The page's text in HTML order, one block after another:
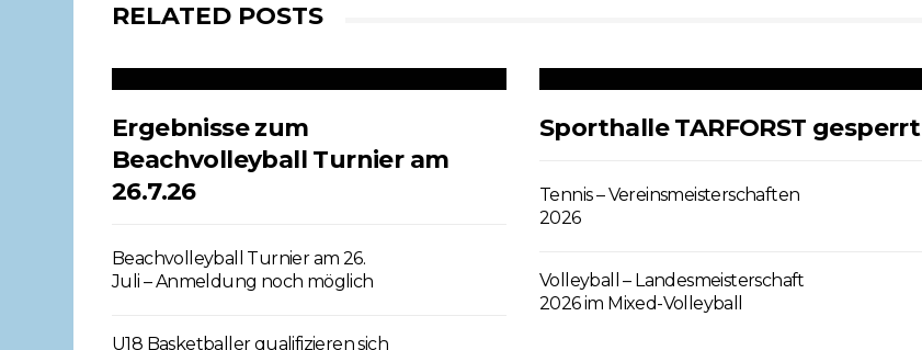
RELATED POSTS
Ergebnisse zum
Beachvolleyball Turnier am
26.7.26
Beachvolleyball Turnier am 26.
Juli – Anmeldung noch möglich
U18 Basketballer qualifizieren sich
Sporthalle TARFORST gesperrt
Tennis – Vereinsmeisterschaften
2026
Volleyball – Landesmeisterschaft
2026 im Mixed-Volleyball